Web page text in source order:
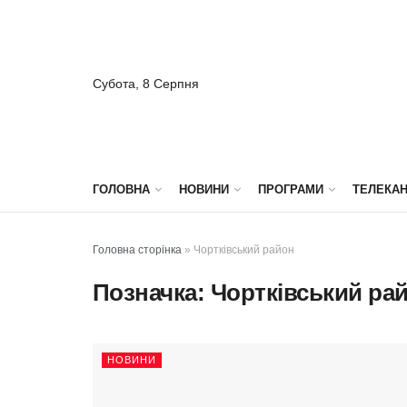
Субота, 8 Серпня
ГОЛОВНА НОВИНИ ПРОГРАМИ
Головна сторінка » Чортківський район
Позначка: Чортківський
НОВИНИ